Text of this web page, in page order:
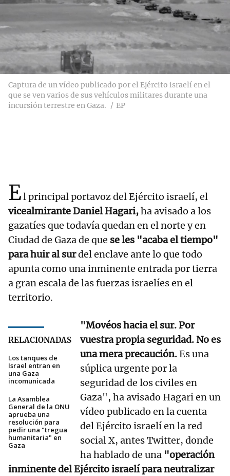
Captura de un vídeo publicado por el Ejército israelí en el
que se ven varios de sus vehículos militares durante una
incursión terrestre en Gaza.
EP
El principal portavoz del Ejército israelí, el
vicealmirante Daniel Hagari,ha avisado a los
gazatíes que todavía quedan en el norte y en
Ciudad de Gaza de que se les "acaba el tiempo"
para huir al surdel enclave ante lo que todo
apunta como una inminente entrada por tierra
a gran escala de las fuerzas israelíes en el
territorio.
RELACIONADAS
Los tanques de
Israel entran en
una Gaza
incomunicada
La Asamblea
General de la ONU
aprueba una
resolución para
pedir una "tregua
humanitaria" en
Gaza
"Movéos hacia el sur. Por
vuestra propia seguridad. No es
una mera precaución.Es una
súplica urgente por la
seguridad de los civiles en
Gaza", ha avisado Hagari en un
vídeo publicado en la cuenta
del Ejército israelí en la red
social X, antes Twitter, donde
ha hablado de una "operación
inminente del Ejército israelí para neutralizar